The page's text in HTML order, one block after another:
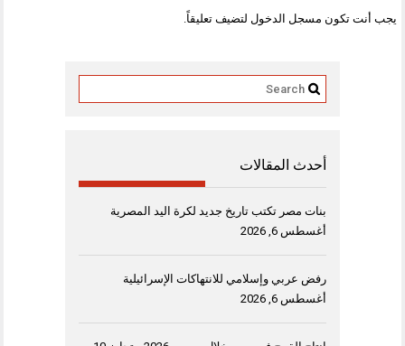
يجب أنت تكون مسجل الدخول لتضيف تعليقاً.
أحدث المقالات
بنات مصر تكتب تاريخ جديد لكرة اليد المصرية
أغسطس 6, 2026
رفض عربي وإسلامي للانتهاكات الإسرائيلية
أغسطس 6, 2026